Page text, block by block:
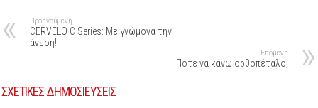
Προηγούμενη
CERVELO C Series: Με γνώμονα την
άνεση!
Επόμενη
Πότε να κάνω ορθοπέταλο;
ΣΧΕΤΙΚΕΣ ΔΗΜΟΣΙΕΥΣΕΙΣ